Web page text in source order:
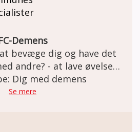
Demens
bevæge dig og have det
andre? - at lave øvelser
i et trygt fællesskab? Så
Jernløse BK lige noget for
Dig med demens
Se mere